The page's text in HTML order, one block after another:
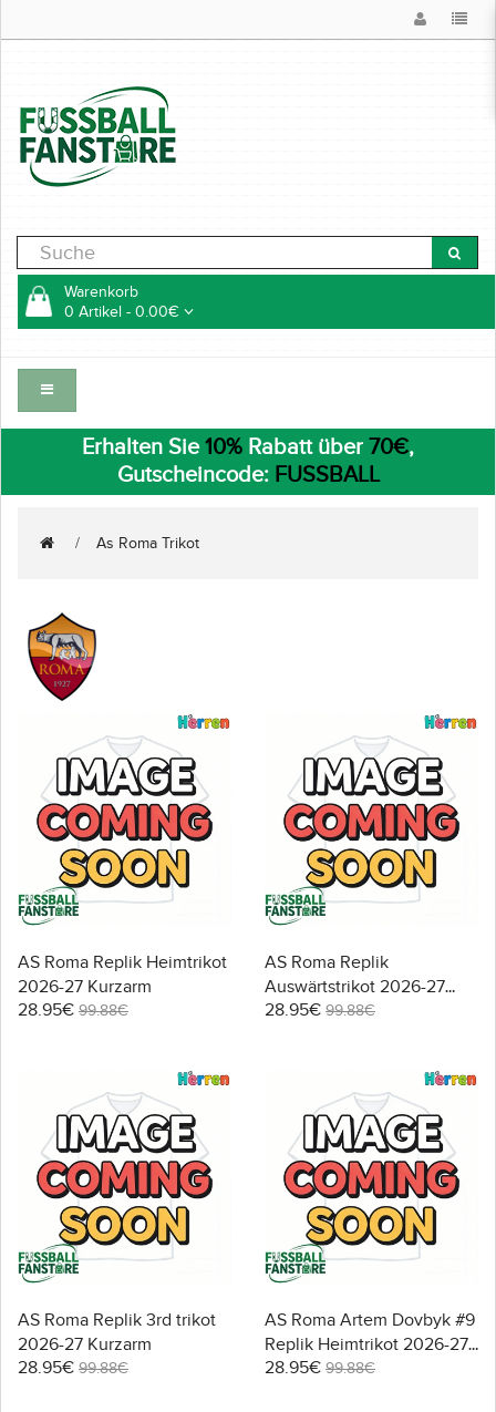
Warenkorb
0 Artikel - 0.00€
Erhalten Sie10% Rabatt über 70€,
Gutscheincode: FUSSBALL
As Roma Trikot
AS Roma Replik Heimtrikot
2026-27 Kurzarm
28.95€ 99.88€
AS Roma Replik
Auswärtstrikot 2026-27
Kurzarm
28.95€ 99.88€
AS Roma Replik 3rd trikot
2026-27 Kurzarm
28.95€ 99.88€
AS Roma Artem Dovbyk #9
Replik Heimtrikot 2026-27
Kurzarm
28.95€ 99.88€